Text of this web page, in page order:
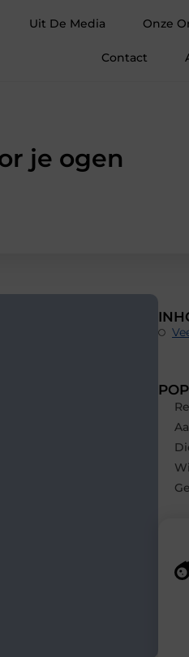
Uit De Media Onze
Contact
je ogen